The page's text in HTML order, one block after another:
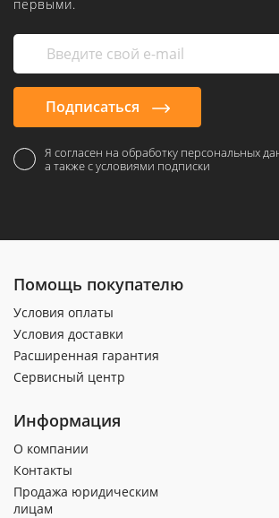
первыми.
Подписаться
Я согласен на обработку персональных
а также с условиями подписки
Помощь покупателю
Условия оплаты
Условия доставки
Расширенная гарантия
Сервисный центр
Информация
О компании
Контакты
Продажа юридическим
лицам